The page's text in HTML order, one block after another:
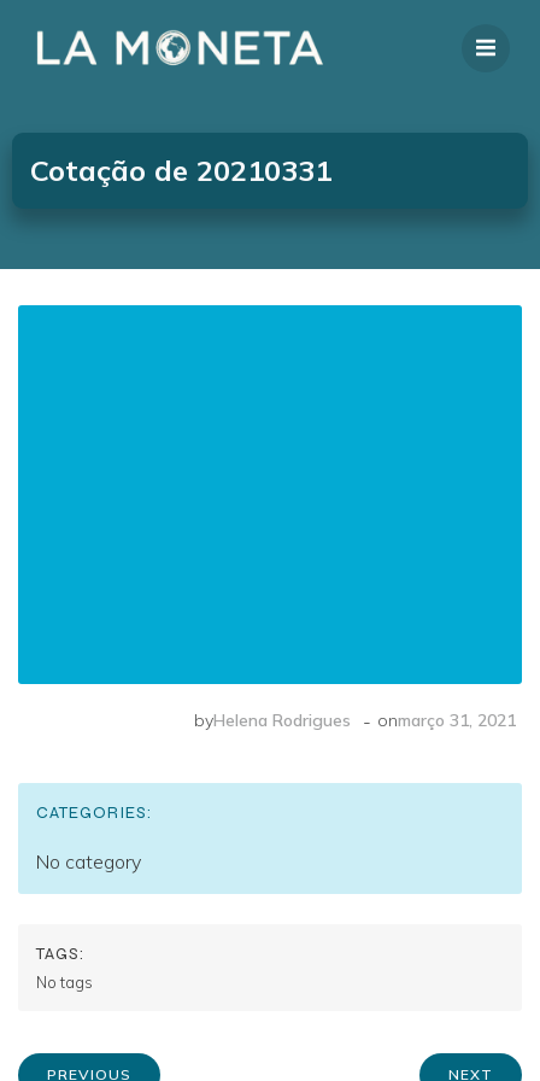
Cotação de 20210331
byHelena Rodrigues - onmarço 31, 2021
CATEGORIES:
No category
TAGS:
No tags
PREVIOUS NEXT